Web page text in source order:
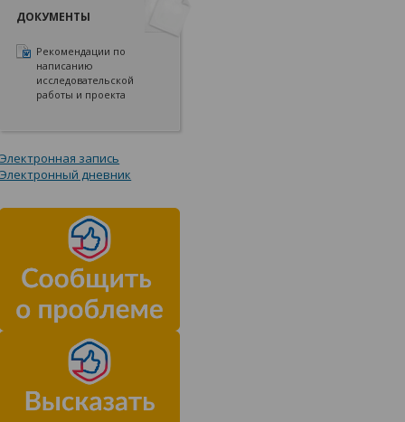
ДОКУМЕНТЫ
Рекомендации по
написанию
исследовательской
работы и проекта
Электронная запись
Электронный дневник